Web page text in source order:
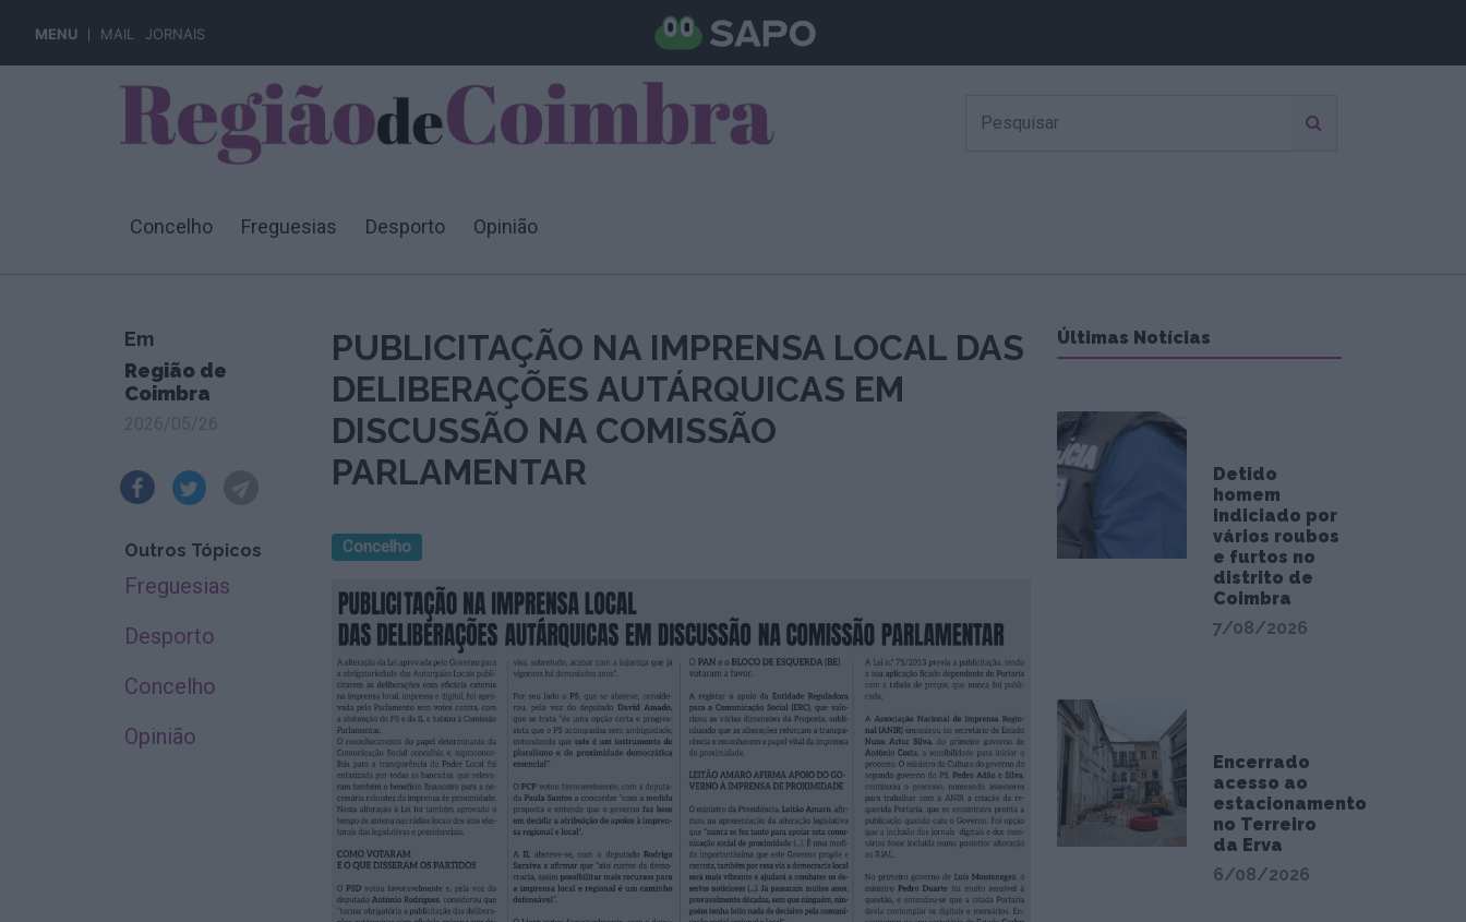
MENU MAIL JORNAIS
Concelho Freguesias Desporto Opinião
Em
Região de
Coimbra
Outros Tópicos
Freguesias
Desporto
Concelho
Opinião
PUBLICITAÇÃO NA IMPRENSA LOCAL DAS
DELIBERAÇÕES AUTÁRQUICAS EM
DISCUSSÃO NA COMISSÃO
PARLAMENTAR
Concelho
Últimas Notícias
Detido
homem
indiciado por
vários roubos
e furtos no
distrito de
Coimbra
7/08/2026
Encerrado
acesso ao
estacionamento
no Terreiro
da Erva
6/08/2026